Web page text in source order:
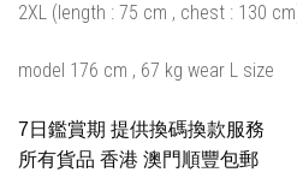
2XL (length : 75 cm , chest : 130
model 176 cm , 67 kg wear L size
7日鑑賞期 提供換碼換款服務
所有貨品 香港 澳門順豐包郵